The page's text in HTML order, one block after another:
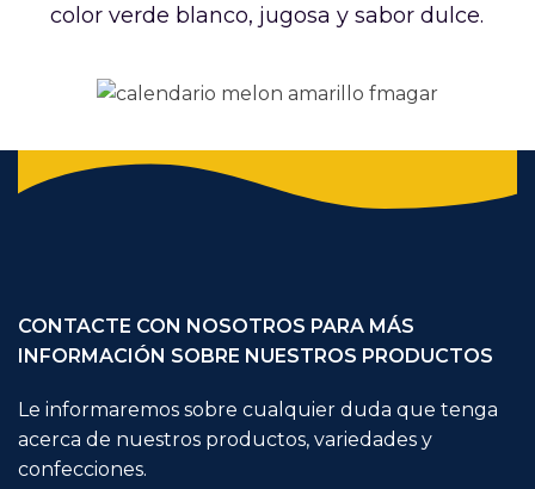
color verde blanco, jugosa y sabor dulce.
CONTACTE CON NOSOTROS PARA MÁS
INFORMACIÓN SOBRE NUESTROS PRODUCTOS
Le informaremos sobre cualquier duda que tenga
acerca de nuestros productos, variedades y
confecciones.